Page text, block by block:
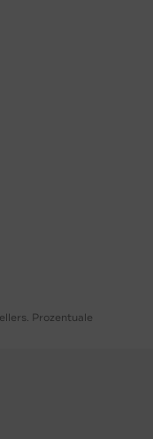
Prozentuale